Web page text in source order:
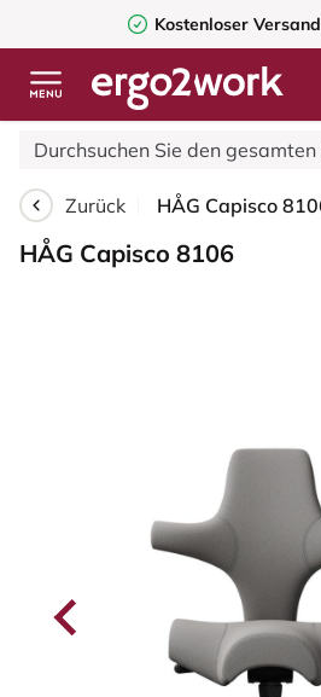
Kostenloser Versand
Zurück
HÅG Capisco 8106